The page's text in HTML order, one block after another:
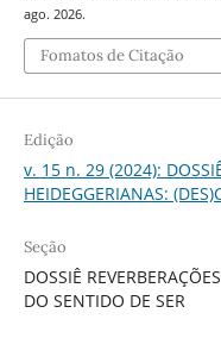
ago. 2026.
Fomatos de Citação
Edição
v. 15 n. 29 (2024):
HEIDEGGERIANAS:
Seção
DOSSIÊ
DO SENTIDO DE SER